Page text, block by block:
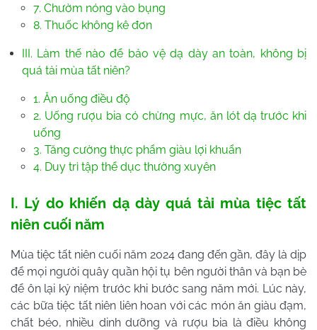
7. Chườm nóng vào bụng
8. Thuốc không kê đơn
III. Làm thế nào để bảo vệ dạ dày an toàn, không bị
quá tải mùa tất niên?
1. Ăn uống điều độ
2. Uống rượu bia có chừng mực, ăn lót dạ trước khi
uống
3. Tăng cường thực phẩm giàu lợi khuẩn
4. Duy trì tập thể dục thường xuyên
I. Lý do khiến dạ dày quá tải mùa tiệc tất
niên cuối năm
Mùa tiệc tất niên cuối năm 2024 đang đến gần, đây là dịp
để mọi người quây quần hội tụ bên người thân và bạn bè
để ôn lại kỷ niệm trước khi bước sang năm mới. Lúc này,
các bữa tiệc tất niên liên hoan với các món ăn giàu đạm,
chất béo, nhiều dinh dưỡng và rượu bia là điều không